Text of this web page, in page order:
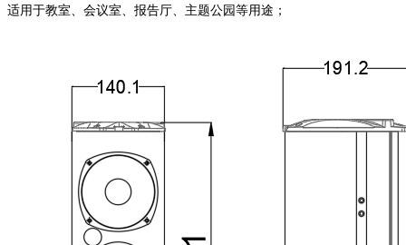
适用于教室、会议室、报告厅、主题公园等用途；